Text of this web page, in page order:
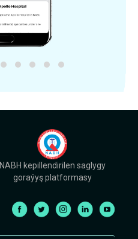
NABH kepillendirilen saglygy
goraýyş platformasy